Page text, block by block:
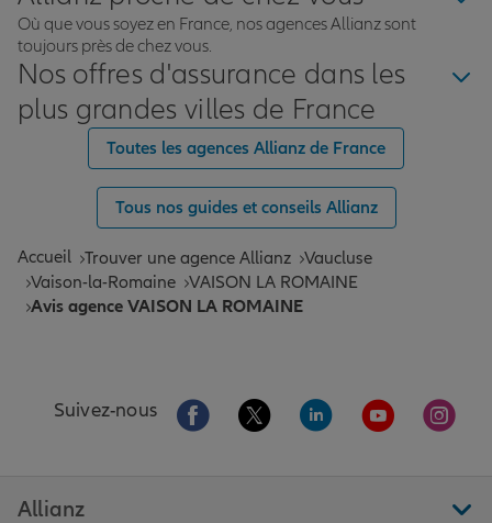
Où que vous soyez en France, nos agences Allianz sont
toujours près de chez vous.
Nos offres d'assurance dans les
plus grandes villes de France
Toutes les agences Allianz de France
Tous nos guides et conseils Allianz
Accueil Trouver une agence Allianz Vaucluse
Vaison-la-Romaine VAISON LA ROMAINE
Avis agence VAISON LA ROMAINE
Suivez-nous Aller sur la page Facebook de Allianz
Aller sur la page Twitter de
Aller sur la page
Aller sur la
Aller
Allianz